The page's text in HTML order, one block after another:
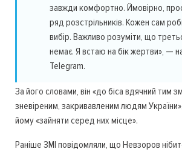
завжди комфортно. Ймовірно,
ряд розстрільників. Кожен сам
вибір. Важливо розуміти, що
немає. Я встаю на бік жертви», —
Telegram.
За його словами, він «до біса вдячний тим
зневіреним, закривавленим людям
йому «зайняти серед них місце».
Раніше ЗМІ повідомляли, що Невзоров